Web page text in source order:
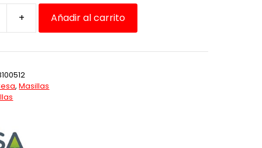
+ Añadir al carrito
,Masillas